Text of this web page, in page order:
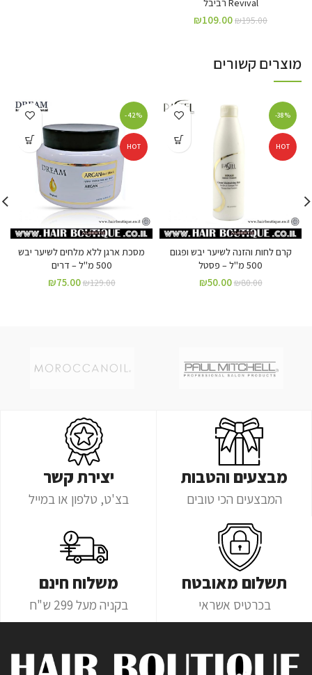
₪195.00
₪109.00
מוצרים קשורים
-38%
HOT
קרם לחות והזנה לשיער יבש ופגום
500 מ"ל – פסטל
₪80.00
₪50.00
-42%
HOT
מסכת ארגן ללא מלחים לשיער יבש
500 מ"ל – דרים
₪129.00
₪75.00
מבצעים והטבות
המבצעים הכי טובים
יצירת קשר
בצ'ט, טלפון או במייל
תשלום מאובטח
בכרטיס אשראי
משלוח חינם
בקניה מעל 299 ש"ח